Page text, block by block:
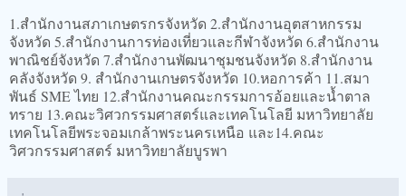
1.สำนักงานสภาเกษตรกรจังหวัด 2.สำนักงานอุตสาหกรรม
จังหวัด 5.สำนักงานการท่องเที่ยวและกีฬาจังหวัด 6.สำนักงาน
พาณิชย์จังหวัด 7.สำนักงานพัฒนาชุมชนจังหวัด 8.สำนักงาน
คลังจังหวัด 9. สำนักงานเกษตรจังหวัด 10.หอการค้า 11.สมา
พันธ์ SME ไทย 12.สำนักงานคณะกรรมการอ้อยและน้ำตาล
ทราย 13.คณะวิศวกรรมศาสตร์และเทคโนโลยี มหาวิทยาลัย
เทคโนโลยีพระจอมเกล้าพระนครเหนือ และ14.คณะ
วิศวกรรมศาสตร์ มหาวิทยาลัยบูรพา